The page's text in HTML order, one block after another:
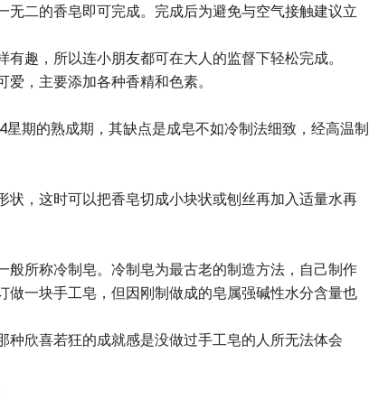
二的香皂即可完成。完成后为避免与空气接触建议立
趣，所以连小朋友都可在大人的监督下轻松完成。
，主要添加各种香精和色素。
期的熟成期，其缺点是成皂不如冷制法细致，经高温制
，这时可以把香皂切成小块状或刨丝再加入适量水再
所称冷制皂。冷制皂为最古老的制造方法，自己制作
一块手工皂，但因刚制做成的皂属强碱性水分含量也
欣喜若狂的成就感是没做过手工皂的人所无法体会